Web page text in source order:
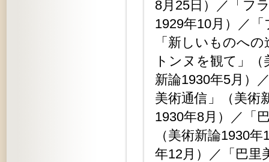
8月25日）／「フ
1929年10月）／
「新しいものへ
トンヌを観て」
新論1930年5月）
美術通信」（美術
1930年8月）／「
（美術新論1930
年12月）／「巴里